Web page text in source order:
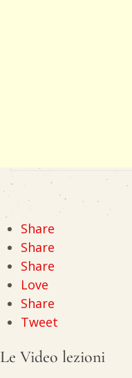
Share
Share
Share
Love
Share
Tweet
Le Video lezioni